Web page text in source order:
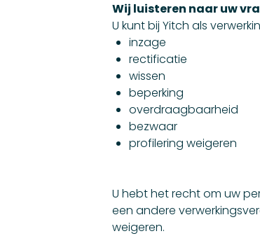
Wij luisteren naar uw
U kunt bij Yitch als
inzage
rectificatie
wissen
beperking
overdraagbaarheid
bezwaar
profilering weigeren
U hebt het recht om uw
een andere
weigeren.